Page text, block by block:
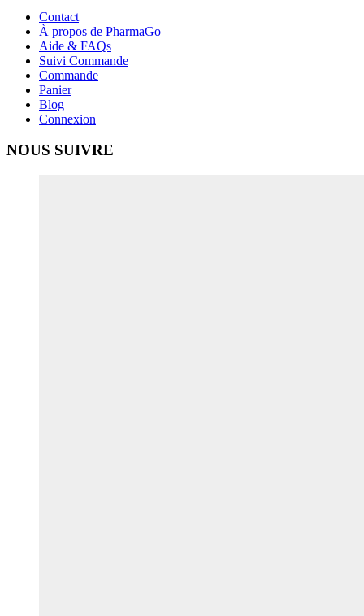
Contact
À propos de PharmaGo
Aide & FAQs
Suivi Commande
Commande
Panier
Blog
Connexion
NOUS SUIVRE